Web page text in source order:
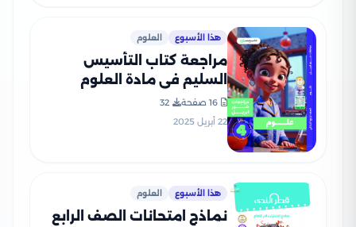
هذا الأسبوع العلوم
مراجعة كتاب التأسيس
السليم في مادة العلوم
لرابعة ابتدائي على مقرر شهر
أبريل 2025 بصيغة PDF
16 صفحة
32
22 أبريل 2025
هذا الأسبوع العلوم
نماذج امتحانات الصف الرابع